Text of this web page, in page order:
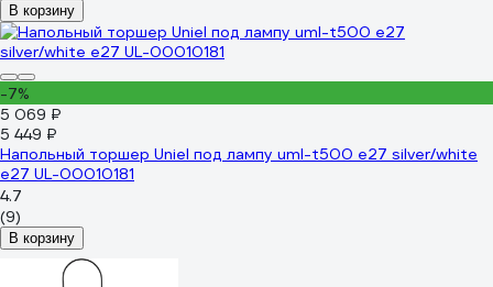
В корзину
-7%
5 069 ₽
5 449 ₽
Напольный торшер Uniel под лампу uml-t500 e27 silver/white
е27 UL-00010181
4.7
(9)
В корзину